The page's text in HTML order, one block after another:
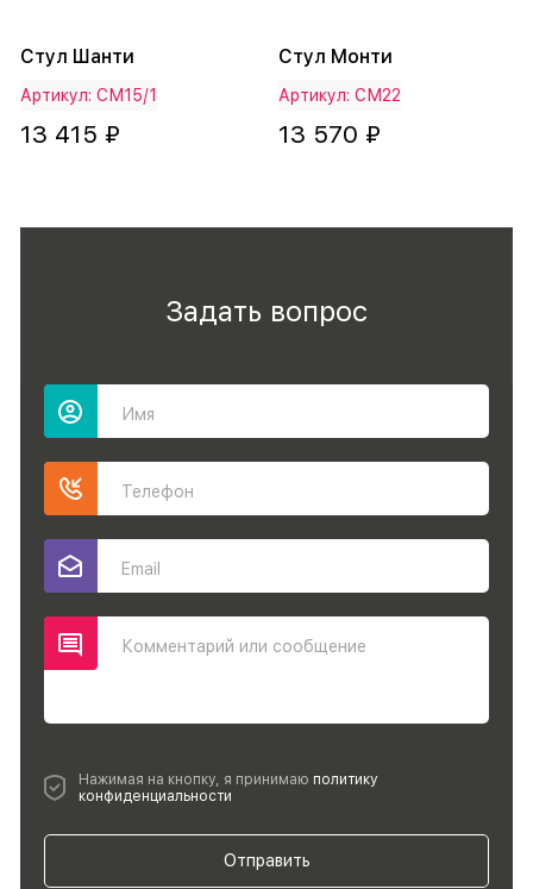
Стул Шанти
Артикул: СМ15/1
13 415 ₽
Стул Монти
Артикул: СМ22
13 570 ₽
Задать вопрос
Имя
Телефон
Email
Комментарий или сообщение
Нажимая на кнопку, я принимаю политику
конфиденциальности
Отправить